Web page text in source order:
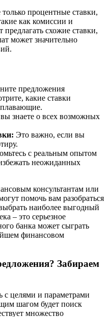
процентные ставки,
как комиссии и
схожие ставки,
может значительно
предложения
какие ставки
знаете о всех возможных
Это важно, если вы
с реальным опытом
неожиданных
консультантам или
помочь вам разобраться
наиболее выгодный
– это серьезное
банка может сыграть
финансовом
Забираем
с целями и параметрами
шагом будет поиск
множество